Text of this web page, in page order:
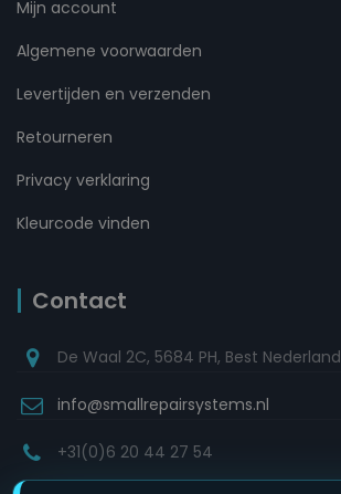
Mijn account
Algemene voorwaarden
Levertijden en verzenden
Retourneren
Privacy verklaring
Kleurcode vinden
Contact
De Waal 2C, 5684 PH, Best Nederland
info@smallrepairsystems.nl
+31(0)6 20 44 27 54